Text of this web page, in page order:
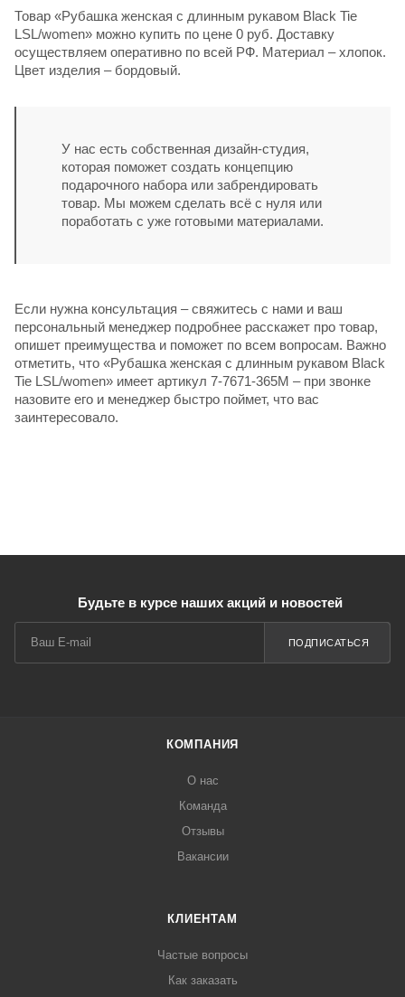
Товар «Рубашка женская с длинным рукавом Black Tie
LSL/women» можно купить по цене 0 руб. Доставку
осуществляем оперативно по всей РФ. Материал – хлопок.
Цвет изделия – бордовый.
У нас есть собственная дизайн-студия,
которая поможет создать концепцию
подарочного набора или забрендировать
товар. Мы можем сделать всё с нуля или
поработать с уже готовыми материалами.
Если нужна консультация – свяжитесь с нами и ваш
персональный менеджер подробнее расскажет про товар,
опишет преимущества и поможет по всем вопросам. Важно
отметить, что «Рубашка женская с длинным рукавом Black
Tie LSL/women» имеет артикул 7-7671-365M – при звонке
назовите его и менеджер быстро поймет, что вас
заинтересовало.
Будьте в курсе наших акций и новостей
ПОДПИСАТЬСЯ
КОМПАНИЯ
О нас
Команда
Отзывы
Вакансии
КЛИЕНТАМ
Частые вопросы
Как заказать